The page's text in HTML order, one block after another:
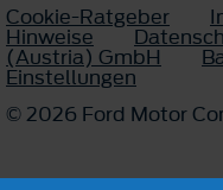
Cookie-Ratgeber
Hinweise
(Austria) GmbH
Einstellungen
© 2026 Ford Motor